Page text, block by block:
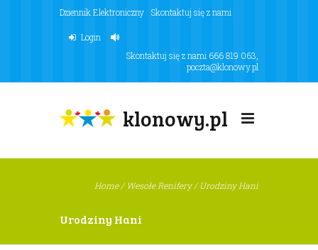
Dziennik Elektroniczny Skontaktuj się z nami
Login
Skontaktuj się z nami 666 819 063
poczta@klonowy.pl
klonowy.pl
Home/ Wesołe Renifery/ Urodziny Hani
Urodziny Hani